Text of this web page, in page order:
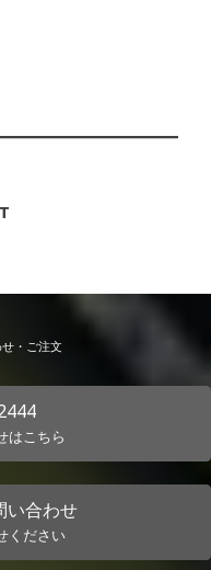
・ご注文
はこちら
い合わせ
ください